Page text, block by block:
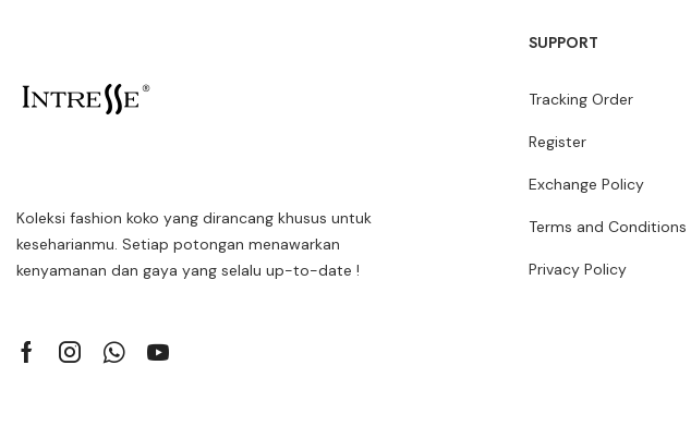
Koleksi fashion koko yang dirancang khusus untuk
keseharianmu. Setiap potongan menawarkan
kenyamanan dan gaya yang selalu up-to-date !
SUPPORT
Tracking Order
Register
Exchange Policy
Terms and Conditions
Privacy Policy